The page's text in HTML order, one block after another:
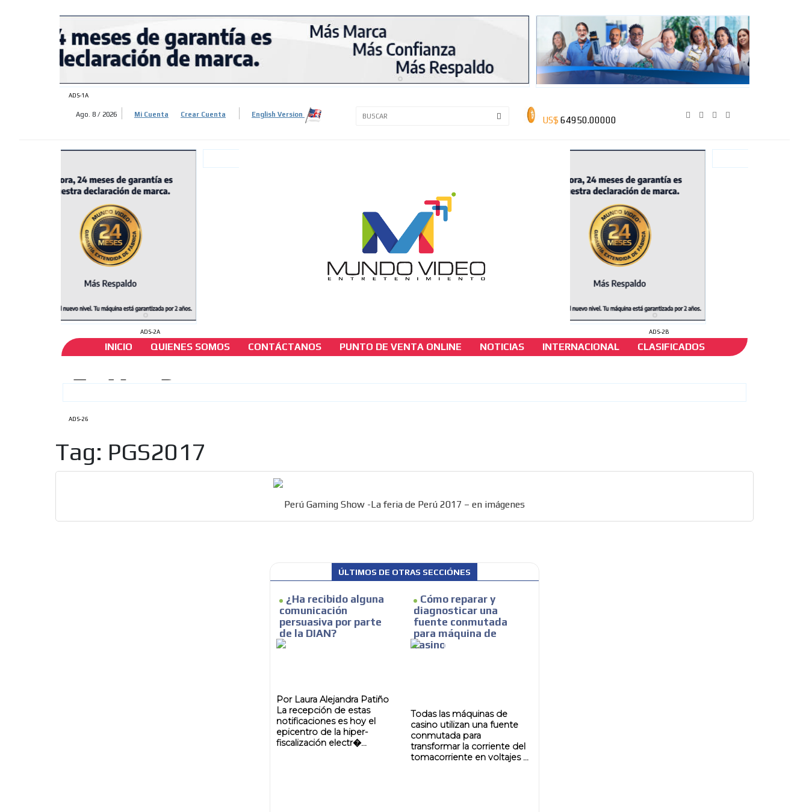
ADS-1A
Ago. 8 / 2026 Mi Cuenta Crear Cuenta English Version
ADS-2A ADS-2B
INICIO QUIENES SOMOS CONTÁCTANOS PUNTO DE VENTA ONLINE NOTICIAS INTERNACIONAL CLASIFICADOS
Perú Gaming Show -La feria de Perú 2017 – en
imágenes
ADS-26
Tag: PGS2017
Perú Gaming Show -La feria de Perú 2017 – en imágenes
ÚLTIMOS DE OTRAS SECCIÓNES
¿Ha recibido alguna
comunicación
persuasiva por parte
de la DIAN?
Por Laura Alejandra Patiño
La recepción de estas
notificaciones es hoy el
epicentro de la hiper-
fiscalización electr�...
Cómo reparar y
diagnosticar una
fuente conmutada
para máquina de
casino
Todas las máquinas de
casino utilizan una fuente
conmutada para
transformar la corriente del
tomacorriente en voltajes ...